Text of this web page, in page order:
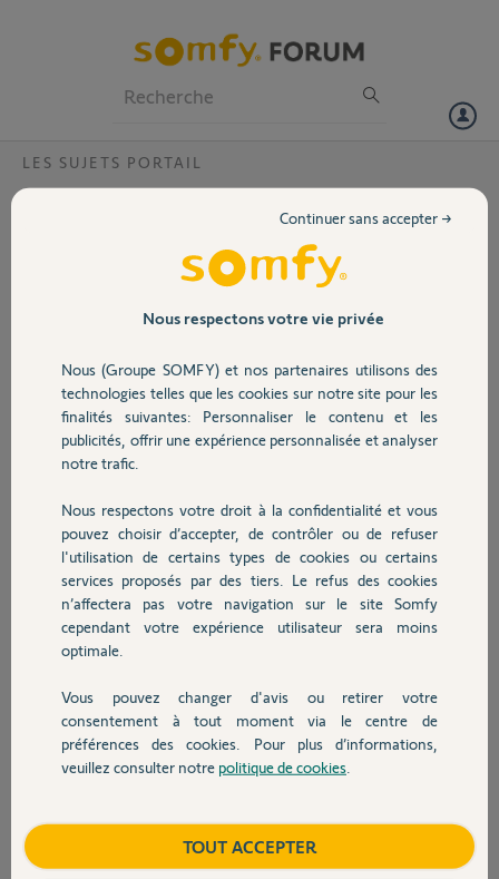
Volet
Sécurité
Domotique
Chauffage
Autres produits
Devis avec un pro
Contact
LES SUJETS PORTAIL
Visiophone V500 et Portail AR4 en pieton?
et un visiophone 500
fonctionne bien avec la télécommande (appui court=ouverture
piétonne... appui long ouverture totale)
Avec le visiophone par liaison filaire au moteur, l'ouverture totale
fonctionne via la console cool.
Je ne vois rien dans la (les) documentations.
Pouvez vous m'aider svp?
eric D.
il y a plus de 3 ans
Participer au fil de discussion
Réponses
Nous respectons votre vie privée
Nous (Groupe SOMFY) et nos partenaires utilisons des
technologies telles que les cookies sur notre site pour les
finalités suivantes: Personnaliser le contenu et les
publicités, offrir une expérience personnalisée et analyser
notre trafic.
Nous respectons votre droit à la confidentialité et vous
pouvez choisir d’accepter, de contrôler ou de refuser
l'utilisation de certains types de cookies ou certains
services proposés par des tiers. Le refus des cookies
n’affectera pas votre navigation sur le site Somfy
cependant votre expérience utilisateur sera moins
optimale.
Vous pouvez changer d'avis ou retirer votre
consentement à tout moment via le centre de
préférences des cookies. Pour plus d’informations,
veuillez consulter notre politique de cookies
Continuer sans accepter →
TOUT ACCEPTER